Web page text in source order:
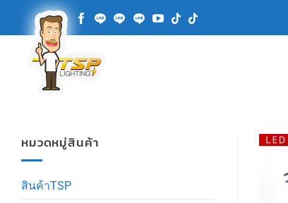
หมวดหมู่สินค้า
สินค้าTSP